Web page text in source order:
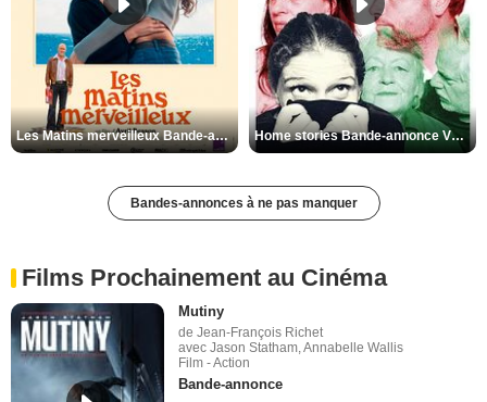
Les Matins merveilleux Bande-annonce VF Home stories Bande-annonce VO STFR
Bandes-annonces à ne pas manquer
Films Prochainement au Cinéma
Mutiny
de Jean-François Richet
avec Jason Statham, Annabelle Wallis
Film - Action
Bande-annonce